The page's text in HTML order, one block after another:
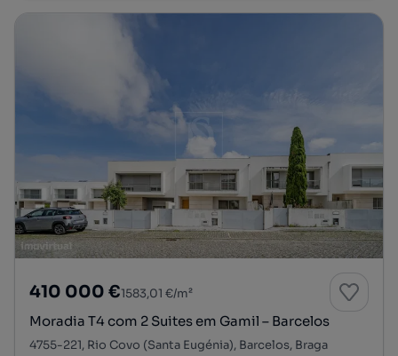
410 000 €1583,01 €/m²
Moradia T4 com 2 Suites em Gamil – Barcelos
4755-221, Rio Covo (Santa Eugénia), Barcelos, Braga